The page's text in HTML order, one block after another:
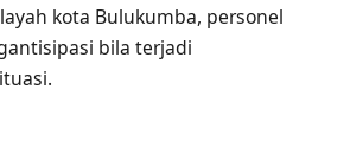
kota Bulukumba, personel
bila terjadi